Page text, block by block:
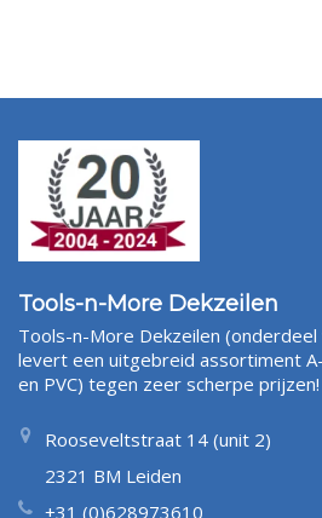
Tools-n-More Dekzeilen
Tools-n-More Dekzeilen (onderdeel
levert een uitgebreid assortiment
en PVC) tegen zeer scherpe prijzen!
Rooseveltstraat 14 (unit 2)
2321 BM Leiden
+31 (0)628973610